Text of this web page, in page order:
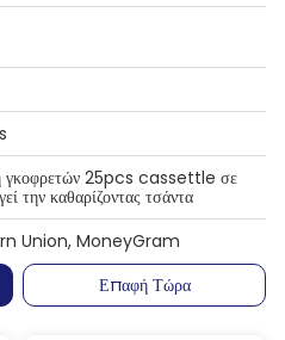
γκοφρετών 25pcs cassettle σε
την καθαρίζοντας τσάντα
Union, MoneyGram
Επαφή Τώρα